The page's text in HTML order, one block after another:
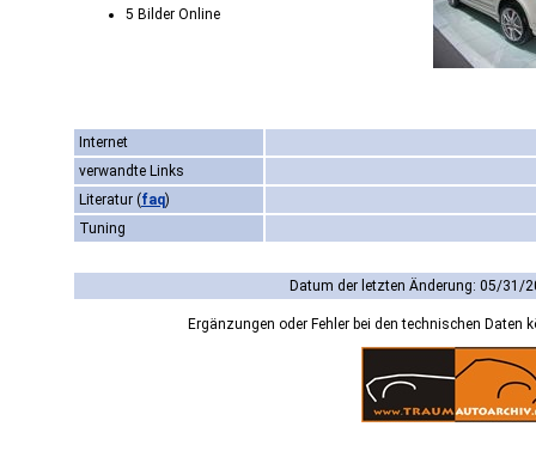
5 Bilder Online
Internet
verwandte Links
Literatur (faq)
Tuning
Datum der letzten Änderung: 05/31/
Ergänzungen oder Fehler bei den technischen Daten